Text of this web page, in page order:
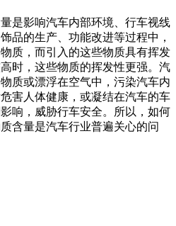
是影响汽车内部环境、行车视线
品的生产、功能改进等过程中，
质，而引入的这些物质具有挥发
时，这些物质的挥发性更强。汽
质或漂浮在空气中，污染汽车内
害人体健康，或凝结在汽车的车
响，威胁行车安全。所以，如何
含量是汽车行业普遍关心的问